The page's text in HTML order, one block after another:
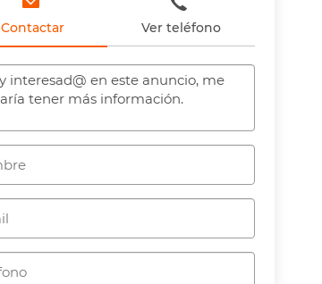
Contactar Ver teléfono